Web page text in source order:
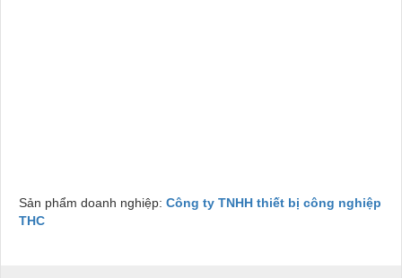
Sản phẩm doanh nghiệp: Công ty TNHH thiết bị công nghiệp
THC